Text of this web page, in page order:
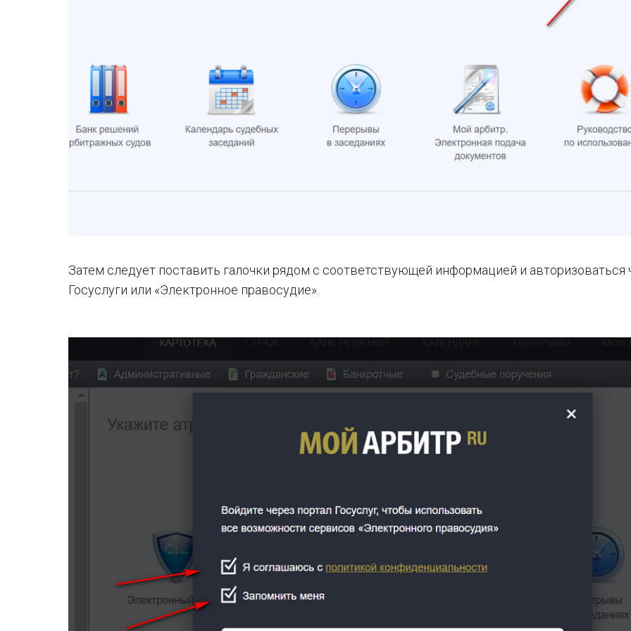
Затем следует поставить галочки рядом с соответствующей информацией и авторизоваться
Госуслуги или «Электронное правосудие».